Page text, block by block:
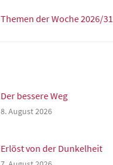
Themen der Woche 2026/31
Der bessere Weg
8. August 2026
Erlöst von der Dunkelheit